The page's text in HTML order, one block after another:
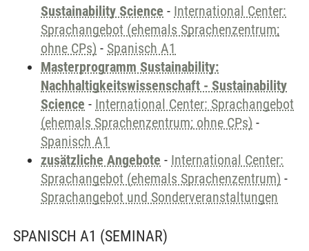
Sustainability Science - International Center:
Sprachangebot (ehemals Sprachenzentrum;
ohne CPs) - Spanisch A1
Masterprogramm Sustainability:
Nachhaltigkeitswissenschaft - Sustainability
Science - International Center: Sprachangebot
(ehemals Sprachenzentrum; ohne CPs) -
Spanisch A1
zusätzliche Angebote - International Center:
Sprachangebot (ehemals Sprachenzentrum) -
Sprachangebot und Sonderveranstaltungen
SPANISCH A1 (SEMINAR)